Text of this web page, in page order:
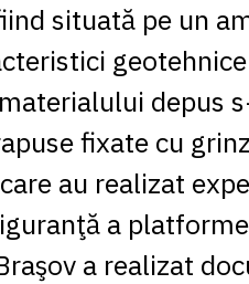
situată pe un
depus
fixate cu
au realizat
a
a realizat